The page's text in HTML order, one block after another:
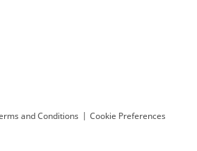
and Conditions | Cookie Preferences